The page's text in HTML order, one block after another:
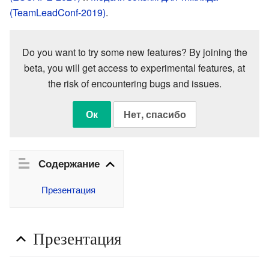
(TeamLeadConf-2019).
Do you want to try some new features? By joining the
beta, you will get access to experimental features, at
the risk of encountering bugs and issues.
Ок Нет, спасибо
Содержание
Презентация
Презентация